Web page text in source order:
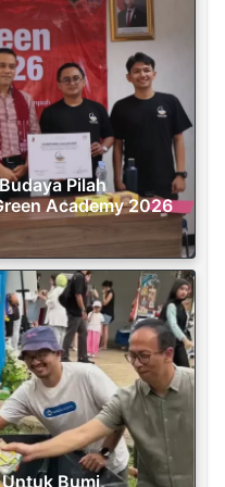
Pilah
Academy 2026
Bumi,